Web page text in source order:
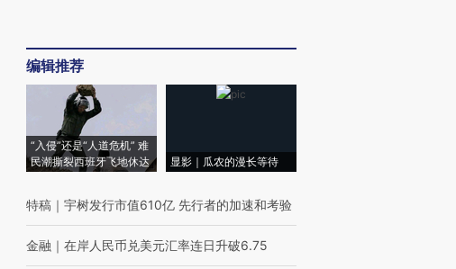
编辑推荐
“入侵”还是“人道危机” 难
民潮撕裂西班牙飞地休达
显影｜瓜农的漫长等待
特稿 ｜ 宇树发行市值610亿 先行者的加速和考验
金融 ｜ 在岸人民币兑美元汇率连日升破6.75